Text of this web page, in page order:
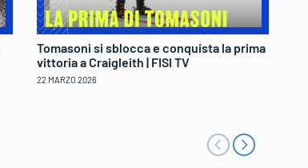
Tomasoni si sblocca e conquista la prima
vittoria a Craigleith | FISI TV
22 MARZO 2026